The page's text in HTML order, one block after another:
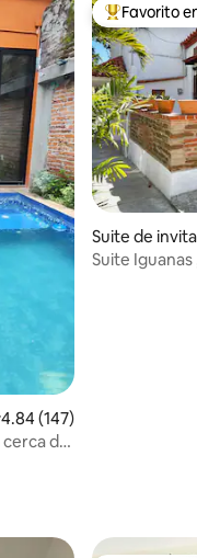
promedio: 4.84
4.84 (147)
cerca de
Favorito
Favorito
Suite de
ho
Suite